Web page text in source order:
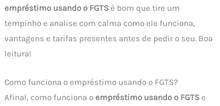
empréstimo usando o FGTS é bom que tire um
tempinho e analise com calma como ele funciona,
vantagens e tarifas presentes antes de pedir o seu. Boa
leitura!
Como funciona o empréstimo usando o FGTS?
Afinal, como funciona o empréstimo usando o FGTS e